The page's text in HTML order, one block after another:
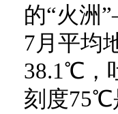
的“火洲
7月平均
38.1℃，
刻度75℃